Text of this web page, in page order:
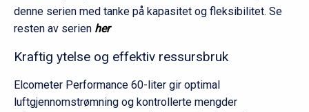
denne serien med tanke på kapasitet og fleksibilitet. Se
resten av serien her
Kraftig ytelse og effektiv ressursbruk
Elcometer Performance 60-liter gir optimal
luftgjennomstrømning og kontrollerte mengder